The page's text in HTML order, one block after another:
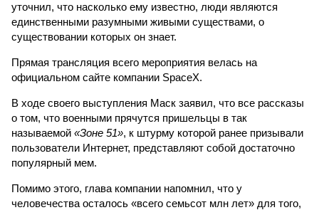
уточнил, что насколько ему известно, люди являются
единственными разумными живыми существами, о
существовании которых он знает.
Прямая трансляция всего мероприятия велась на
официальном сайте компании SpaceX.
В ходе своего выступления Маск заявил, что все рассказы
о том, что военными прячутся пришельцы в так
называемой «Зоне 51», к штурму которой ранее призывали
пользователи Интернет, представляют собой достаточно
популярный мем.
Помимо этого, глава компании напомнил, что у
человечества осталось «всего семьсот млн лет» для того,